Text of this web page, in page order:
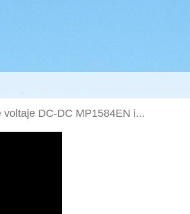
DC-DC MP1584EN i...